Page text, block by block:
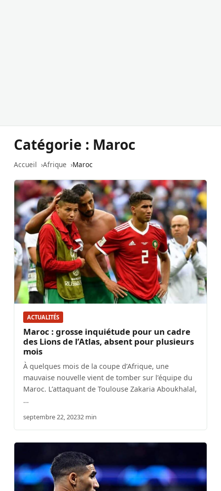
Catégorie : Maroc
Accueil Afrique Maroc
ACTUALITÉS
Maroc : grosse inquiétude pour un cadre
des Lions de l’Atlas, absent pour plusieurs
mois
À quelques mois de la coupe d’Afrique, une
mauvaise nouvelle vient de tomber sur l’équipe du
Maroc. L’attaquant de Toulouse Zakaria Aboukhalal,
…
septembre 22, 20232 min